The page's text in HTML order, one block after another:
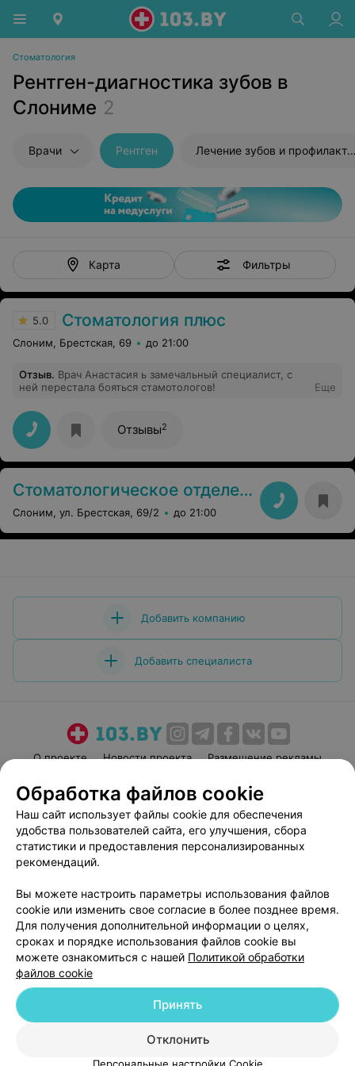
Стоматология
Рентген-диагностика зубов в
Слониме 2
Врачи Рентген Лечение зубов и профилактика
Карта Фильтры
5.0 Стоматология плюс
Слоним, Брестская, 69 до 21:00
Отзыв. Врач Анастасия ь замечальный специалист, с
ней перестала бояться стамотологов!
Еще
Отзывы2
Стоматологическое отделение Слонимской ЦРБ
Слоним, ул. Брестская, 69/2 до 21:00
Добавить компанию
Добавить специалиста
О проекте Новости проекта
Размещение рекламы
Пользовательское соглашение
Способы оплаты
Вакансии
Партнеры
Написать руководителю 103.by
Персональные настройки cookie
Обработка персональных данных
© 2026 ООО «Артокс Лаб», УНП 191700409| 220012, Республика Беларусь,
г. Минск, улица Толбухина, 2, пом. 16 | help@103.by
Служба поддержки +375 291212755
Обработка файлов cookie
Наш сайт использует файлы cookie для обеспечения
удобства пользователей сайта, его улучшения, сбора
статистики и предоставления персонализированных
рекомендаций.
Вы можете настроить параметры использования файлов
cookie или изменить свое согласие в более позднее время.
Для получения дополнительной информации о целях,
сроках и порядке использования файлов cookie вы
можете ознакомиться с нашей Политикой обработки
файлов cookie
Отклонить
Принять